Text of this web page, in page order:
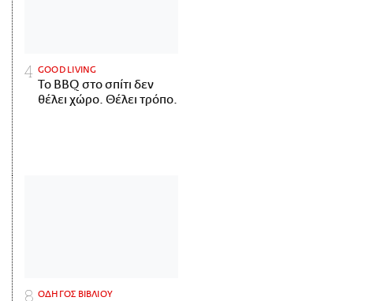
GOOD LIVING
Το BBQ στο σπίτι δεν
θέλει χώρο. Θέλει τρόπο.
ΟΔΗΓΟΣ ΒΙΒΛΙΟΥ